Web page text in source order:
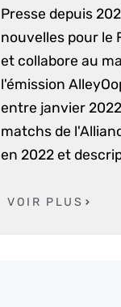
Presse depuis
nouvelles pour le
et collabore au
l'émission
entre janvier
matchs de
en 2022 et
VOIR PLUS